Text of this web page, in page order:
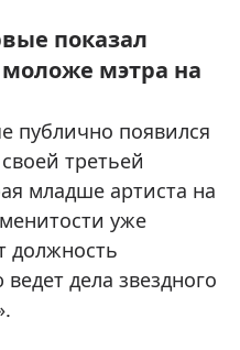
показал
мэтра на
публично появился
третьей
младше артиста на
уже
должность
дела звездного